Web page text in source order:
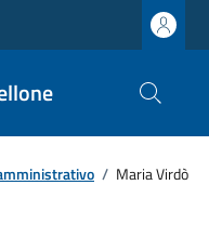
/ Maria Virdò